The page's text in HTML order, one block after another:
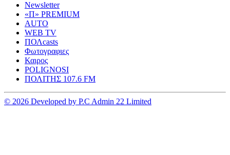
Newsletter
«Π» PREMIUM
AUTO
WEB TV
ΠΟΛcasts
Φωτογραφιες
Καιρος
POLIGNOSI
ΠΟΛΙΤΗΣ 107.6 FM
© 2026 Developed by P.C Admin 22 Limited